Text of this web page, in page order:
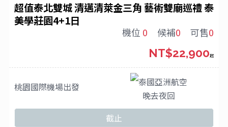
超值泰北雙城 清邁清萊金三角 藝術雙廟巡禮 泰
美學莊園4+1日
機位 0 候補0 可售0
桃園國際機場出發
泰國亞洲航空
晚去夜回
NT$22,900起
截止